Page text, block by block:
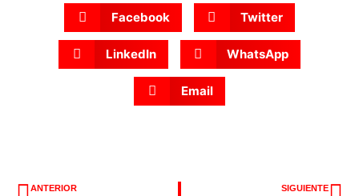
Facebook Twitter
LinkedIn WhatsApp
Email
ANTERIOR
SIGUIENTE